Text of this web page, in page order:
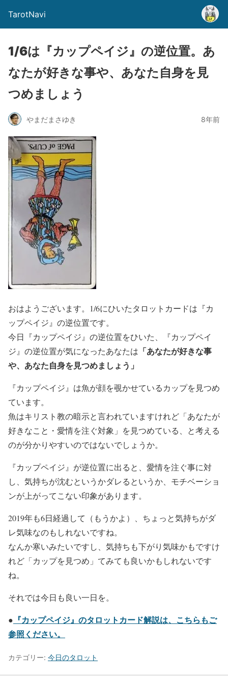
TarotNavi
1/6は『カップペイジ』の逆位置。あ
なたが好きな事や、あなた自身を見
つめましょう
やまだまさゆき 8年前
おはようございます。1/6にひいたタロットカードは『カ
ップペイジ』の逆位置です。
今日『カップペイジ』の逆位置をひいた、『カップペイ
ジ』の逆位置が気になったあなたは 「あなたが好きな事
や、あなた自身を見つめましょう」
『カップペイジ』は魚が顔を覗かせているカップを見つめ
ています。
魚はキリスト教の暗示と言われていますけれど「あなたが
好きなこと・愛情を注ぐ対象」を見つめている、と考える
のが分かりやすいのではないでしょうか。
『カップペイジ』が逆位置に出ると、愛情を注ぐ事に対
し、気持ちが沈むというかダレるというか、モチベーショ
ンが上がってこない印象があります。
2019年も6日経過して（もうかよ）、ちょっと気持ちがダ
レ気味なのもしれないですね。
なんか寒いみたいですし、気持ちも下がり気味かもですけ
れど「カップを見つめ」てみても良いかもしれないです
ね。
それでは今日も良い一日を。
● 『カップペイジ』のタロットカード解説は、こちらもご
参照ください。
カテゴリー: 今日のタロット